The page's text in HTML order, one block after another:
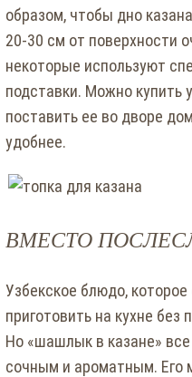
образом, чтобы дно
20-30 см от поверхности
некоторые используют
подставки. Можно купить
поставить ее во дворе
удобнее.
ВМЕСТО
Узбекское блюдо,
приготовить на кухне
Но «шашлык в казане»
сочным и ароматным. Его